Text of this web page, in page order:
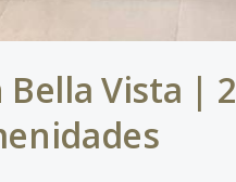
Vista | 2